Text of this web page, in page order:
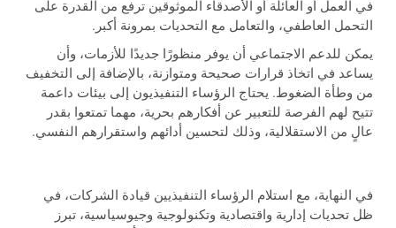
في العمل أو العائلة أو الأصدقاء الموثوقين ترفع من القدرة على
التحمل العاطفي، والتعامل مع التحديات بمرونة أكبر.
يمكن للدعم الاجتماعي أن يوفر منظورًا جديدًا للأزمات، وأن
يساعد في اتخاذ قرارات صحيحة ومتوازنة، بالإضافة إلى التخفيف
من وطأة الضغوط. يحتاج الرؤساء التنفيذيون إلى بيئات داعمة
تتيح لهم الفرصة للتعبير عن أفكارهم بحرية، مهما تمتعوا بقدر
عالٍ من الاستقلالية، وذلك لتحسين أدائهم واستقرارهم النفسي.
في النهاية، مع استلام الرؤساء التنفيذيين قيادة الشركات، في
ظل تحديات إدارية واقتصادية وتكنولوجية وجيوسياسية، تبرز